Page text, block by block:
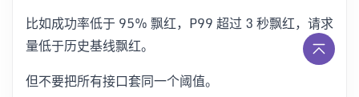
比如成功率低于 95% 飘红，P99 超过 3 秒飘红，请求
量低于历史基线飘红。
但不要把所有接口套同一个阈值。